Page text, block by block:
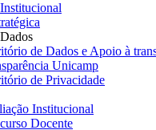
de Dados e Apoio à
Unicamp
de Privacidade
Institucional
Docente